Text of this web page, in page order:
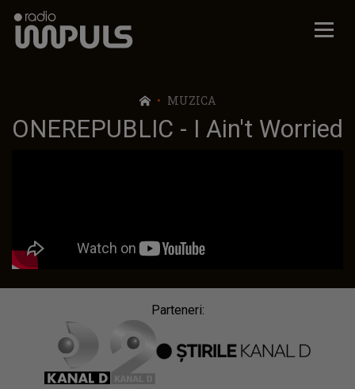
Radio Impuls
MUZICA
ONEREPUBLIC - I Ain't Worried
Parteneri: